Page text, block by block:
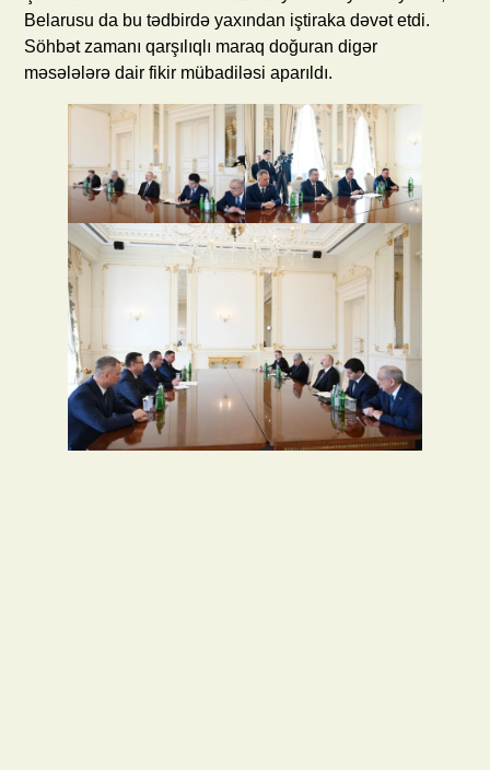
Belarusu da bu tədbirdə yaxından iştiraka dəvət etdi.
Söhbət zamanı qarşılıqlı maraq doğuran digər
məsələlərə dair fikir mübadiləsi aparıldı.